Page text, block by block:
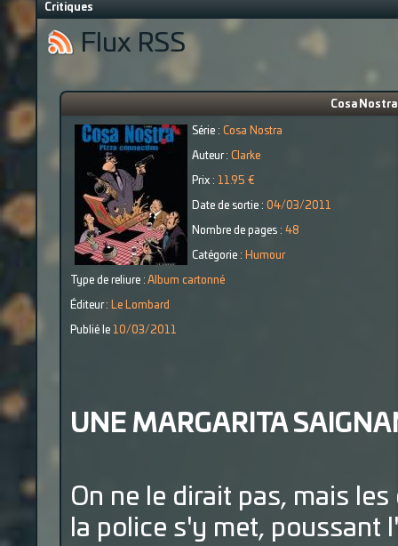
Critiques
Flux RSS
Cosa
Série : Cosa Nostra
Auteur : Clarke
Prix : 11.95 €
Date de sortie : 04/03/2011
Nombre de pages : 48
Catégorie : Humour
Type de reliure : Album cartonné
Éditeur : Le Lombard
Publié le 10/03/2011
UNE MARGARITA
On ne le dirait pas, mais
la police s'y met, poussant